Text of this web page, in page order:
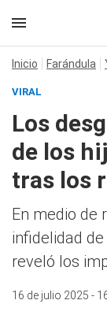
Inicio Farándula
VIRAL
Los
de los
tras los
En medio de
infidelidad
reveló los
16 de julio 2025 -